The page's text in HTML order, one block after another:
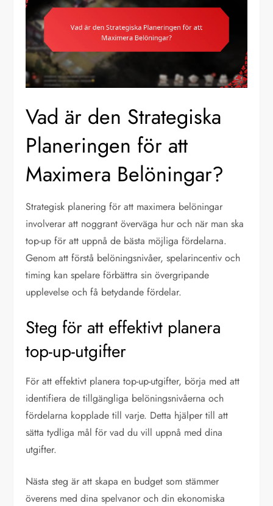
Vad är den Strategiska
Planeringen för att
Maximera Belöningar?
Strategisk planering för att maximera belöningar
involverar att noggrant överväga hur och när man ska
top-up för att uppnå de bästa möjliga fördelarna.
Genom att förstå belöningsnivåer, spelarincentiv och
timing kan spelare förbättra sin övergripande
upplevelse och få betydande fördelar.
Steg för att effektivt planera
top-up-utgifter
För att effektivt planera top-up-utgifter, börja med att
identifiera de tillgängliga belöningsnivåerna och
fördelarna kopplade till varje. Detta hjälper till att
sätta tydliga mål för vad du vill uppnå med dina
utgifter.
Nästa steg är att skapa en budget som stämmer
överens med dina spelvanor och din ekonomiska